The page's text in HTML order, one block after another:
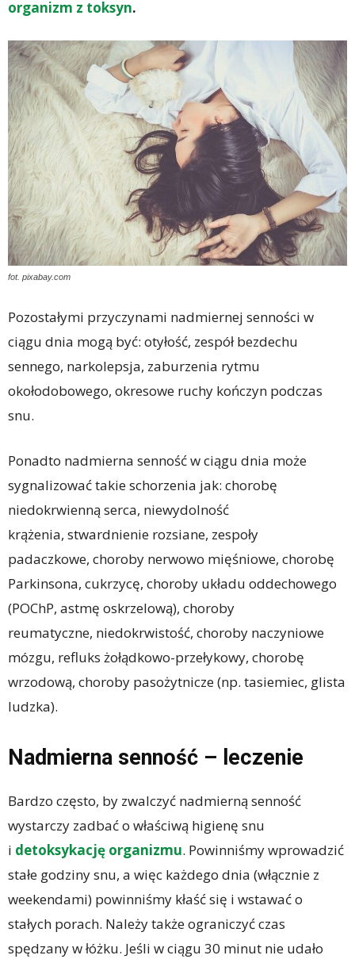
organizm z toksyn.
fot. pixabay.com
Pozostałymi przyczynami nadmiernej senności w
ciągu dnia mogą być: otyłość, zespół bezdechu
sennego, narkolepsja, zaburzenia rytmu
okołodobowego, okresowe ruchy kończyn podczas
snu.
Ponadto nadmierna senność w ciągu dnia może
sygnalizować takie schorzenia jak: chorobę
niedokrwienną serca, niewydolność
krążenia, stwardnienie rozsiane, zespoły
padaczkowe, choroby nerwowo mięśniowe, chorobę
Parkinsona, cukrzycę, choroby układu oddechowego
(POChP, astmę oskrzelową), choroby
reumatyczne, niedokrwistość, choroby naczyniowe
mózgu, refluks żołądkowo-przełykowy, chorobę
wrzodową, choroby pasożytnicze (np. tasiemiec, glista
ludzka).
Nadmierna senność – leczenie
Bardzo często, by zwalczyć nadmierną senność
wystarczy zadbać o właściwą higienę snu
i detoksykację organizmu. Powinniśmy wprowadzić
stałe godziny snu, a więc każdego dnia (włącznie z
weekendami) powinniśmy kłaść się i wstawać o
stałych porach. Należy także ograniczyć czas
spędzany w łóżku. Jeśli w ciągu 30 minut nie udało